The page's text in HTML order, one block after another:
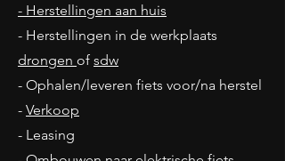
- Herstellingen aan huis
- Herstellingen in de werkplaats
drongen of sdw
- Ophalen/leveren fiets voor/na herstel
- Verkoop
- Leasing